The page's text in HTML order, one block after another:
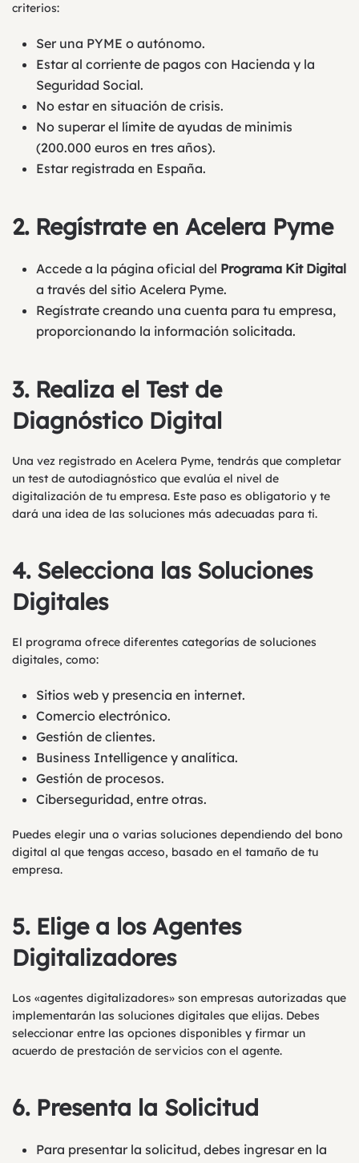
criterios:
Ser una PYME o autónomo.
Estar al corriente de pagos con Hacienda y la
Seguridad Social.
No estar en situación de crisis.
No superar el límite de ayudas de minimis
(200.000 euros en tres años).
Estar registrada en España.
2. Regístrate en Acelera Pyme
Accede a la página oficial del Programa Kit Digital
a través del sitio Acelera Pyme.
Regístrate creando una cuenta para tu empresa,
proporcionando la información solicitada.
3. Realiza el Test de
Diagnóstico Digital
Una vez registrado en Acelera Pyme, tendrás que completar
un test de autodiagnóstico que evalúa el nivel de
digitalización de tu empresa. Este paso es obligatorio y te
dará una idea de las soluciones más adecuadas para ti.
4. Selecciona las Soluciones
Digitales
El programa ofrece diferentes categorías de soluciones
digitales, como:
Sitios web y presencia en internet.
Comercio electrónico.
Gestión de clientes.
Business Intelligence y analítica.
Gestión de procesos.
Ciberseguridad, entre otras.
Puedes elegir una o varias soluciones dependiendo del bono
digital al que tengas acceso, basado en el tamaño de tu
empresa.
5. Elige a los Agentes
Digitalizadores
Los «agentes digitalizadores» son empresas autorizadas que
implementarán las soluciones digitales que elijas. Debes
seleccionar entre las opciones disponibles y firmar un
acuerdo de prestación de servicios con el agente.
6. Presenta la Solicitud
Para presentar la solicitud, debes ingresar en la